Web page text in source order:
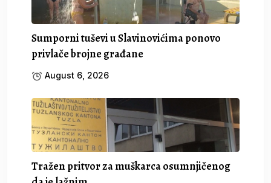
Sumporni tuševi u Slavinovićima ponovo
privlače brojne građane
August 6, 2026
Tražen pritvor za muškarca osumnjičenog